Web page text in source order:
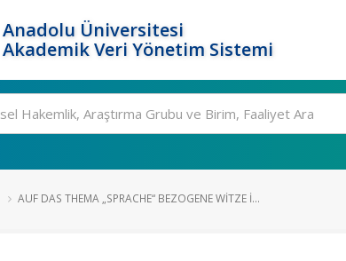
Anadolu Üniversitesi
Akademik Veri Yönetim Sistemi
AUF DAS THEMA „SPRACHE“ BEZOGENE WITZE I...